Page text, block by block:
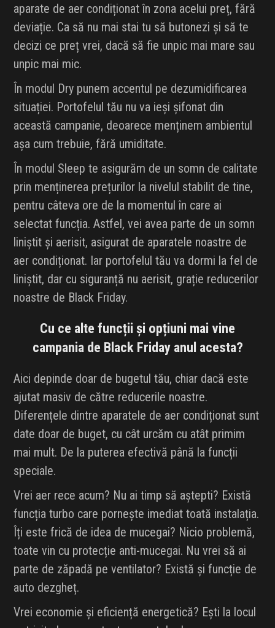
aparate de aer condiționat în zona acelui preț, fără
deviație. Ca să nu mai stai tu să butonezi și să te
decizi ce preț vrei, dacă să fie unpic mai mare sau
unpic mai mic.
În modul Dry punem accentul pe dezumidificarea
situației. Portofelul tău nu va ieși șifonat din
această campanie, deoarece menținem ambientul
așa cum trebuie, fără umiditate.
În modul Sleep te asigurăm de un somn de calitate
prin menținerea prețurilor la nivelul stabilit de tine,
pentru câteva ore de la momentul în care ai
selectat funcția. Astfel, vei avea parte de un somn
liniștit și aerisit, asigurat de aparatele noastre de
aer condiționat. Iar portofelul tău va dormi la fel de
liniștit, dar cu siguranță nu aerisit, grație reducerilor
noastre de Black Friday.
Cu ce alte funcții și opțiuni mai vine
campania de Black Friday anul acesta?
Aici depinde doar de bugetul tău, chiar dacă este
ajutat masiv de către reducerile noastre.
Diferențele dintre aparatele de aer condiționat sunt
date doar de buget, cu cât urcăm cu atât primim
mai mult. De la puterea efectivă până la funcții
speciale.
Vrei aer rece acum? Nu ai timp să aștepti? Există
funcția turbo care pornește imediat toată instalația.
Îți este frică de idea de mucegai? Nicio problemă,
toate vin cu protecție anti-mucegai. Nu vrei să ai
parte de zăpadă pe ventilator? Există și funcție de
auto dezgheț.
Vrei economie și eficiență energetică? Ești la locul